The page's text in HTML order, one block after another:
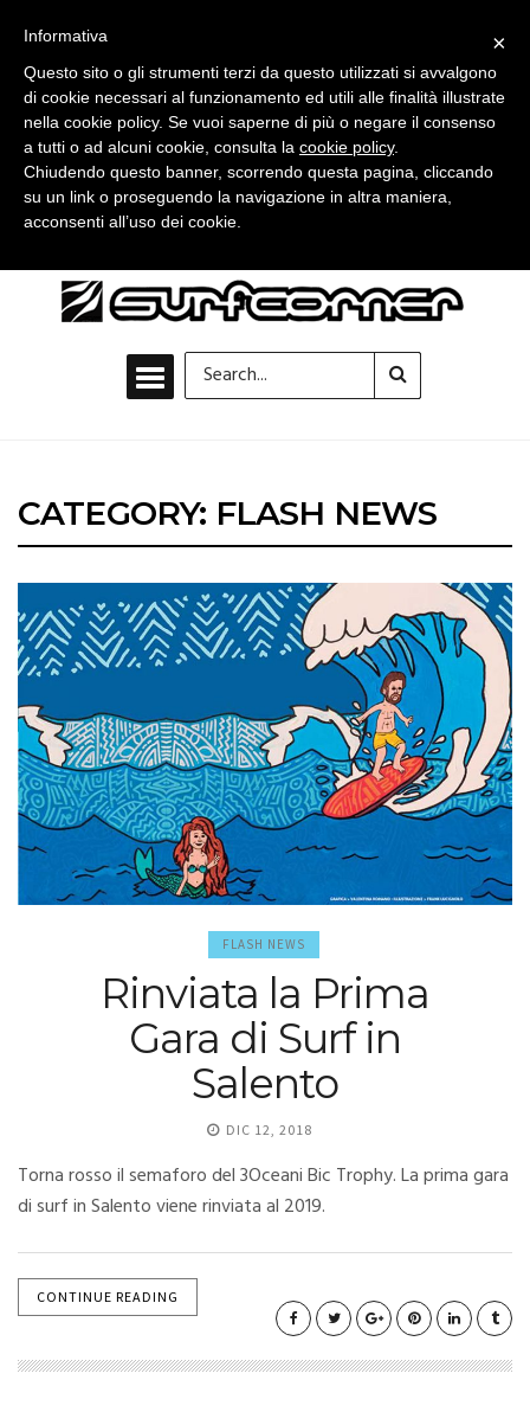
CATEGORY: FLASH NEWS
FLASH NEWS
Rinviata la Prima
Gara di Surf in
Salento
DIC 12, 2018
Torna rosso il semaforo del 3Oceani Bic Trophy. La prima gara
di surf in Salento viene rinviata al 2019.
CONTINUE READING
×
Informativa
Questo sito o gli strumenti terzi da questo utilizzati si avvalgono
di cookie necessari al funzionamento ed utili alle finalità illustrate
nella cookie policy. Se vuoi saperne di più o negare il consenso
a tutti o ad alcuni cookie, consulta la cookie policy.
Chiudendo questo banner, scorrendo questa pagina, cliccando
su un link o proseguendo la navigazione in altra maniera,
acconsenti all’uso dei cookie.